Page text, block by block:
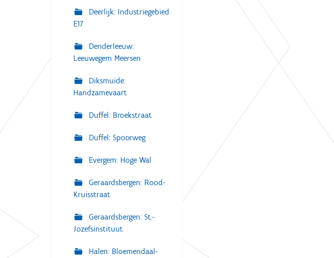
Deerlijk: Industriegebied
E17
Denderleeuw:
Leeuwegem Meersen
Diksmuide:
Handzamevaart
Duffel: Broekstraat
Duffel: Spoorweg
Evergem: Hoge Wal
Geraardsbergen: Rood-
Kruisstraat
Geraardsbergen: St.-
Jozefsinstituut
Halen: Bloemendaal-